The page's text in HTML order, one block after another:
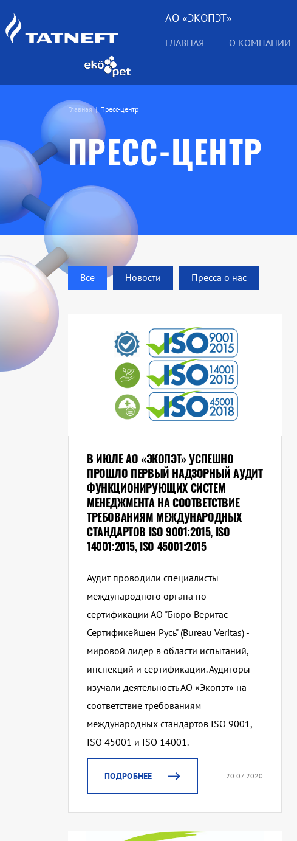
АО «ЭКОПЭТ»
ГЛАВНАЯ О КОМПАНИИ
Главная Пресс-центр
ПРЕСС-ЦЕНТР
Все Новости Пресса о нас
В ИЮЛЕ АО «ЭКОПЭТ» УСПЕШНО
ПРОШЛО ПЕРВЫЙ НАДЗОРНЫЙ АУДИТ
ФУНКЦИОНИРУЮЩИХ СИСТЕМ
МЕНЕДЖМЕНТА НА СООТВЕТСТВИЕ
ТРЕБОВАНИЯМ МЕЖДУНАРОДНЫХ
СТАНДАРТОВ ISO 9001:2015, ISO
14001:2015, ISO 45001:2015
Аудит проводили специалисты
международного органа по
сертификации АО "Бюро Веритас
Сертификейшен Русь" (Bureau Veritas) -
мировой лидер в области испытаний,
инспекций и сертификации. Аудиторы
изучали деятельность АО «Экопэт» на
соответствие требованиям
международных стандартов ISO 9001,
ISO 45001 и ISO 14001.
ПОДРОБНЕЕ 20.07.2020